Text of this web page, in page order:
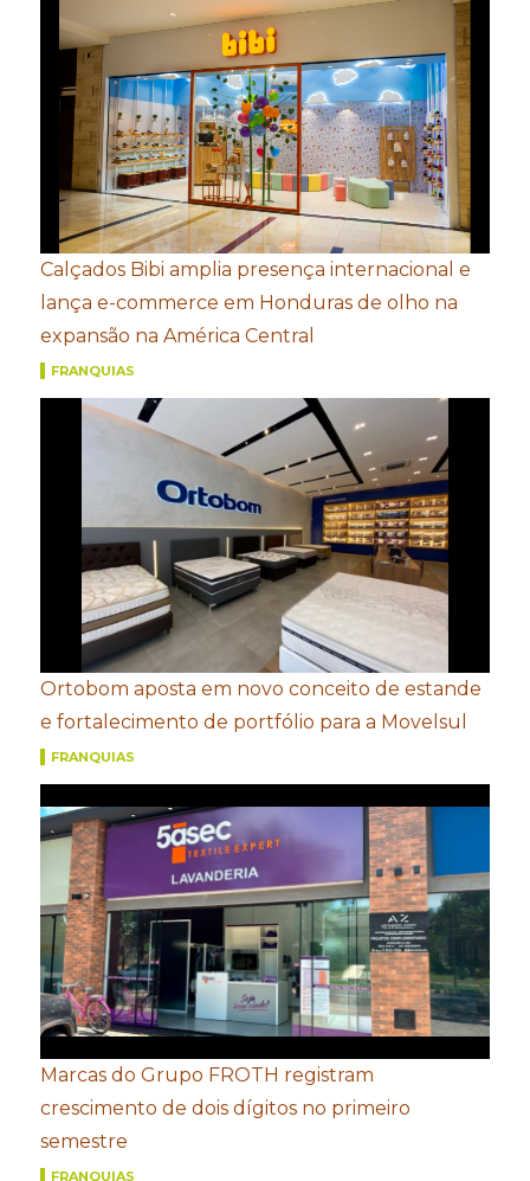
Calçados Bibi amplia presença internacional e
lança e-commerce em Honduras de olho na
expansão na América Central
FRANQUIAS
Ortobom aposta em novo conceito de estande
e fortalecimento de portfólio para a Movelsul
FRANQUIAS
Marcas do Grupo FROTH registram
crescimento de dois dígitos no primeiro
semestre
FRANQUIAS